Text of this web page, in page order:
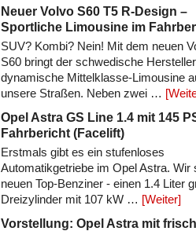
Neuer Volvo S60 T5 R-Design –
Sportliche Limousine im
SUV? Kombi? Nein! Mit dem neuen
S60 bringt der schwedische
dynamische Mittelklasse-Limousine
unsere Straßen. Neben zwei …
Opel Astra GS Line 1.4 mit 145
Fahrbericht (Facelift)
Erstmals gibt es ein stufenloses
Automatikgetriebe im Opel Astra. Wir
neuen Top-Benziner - einen 1.4 Liter
Dreizylinder mit 107 kW … [Weiter]
Vorstellung: Opel Astra mit